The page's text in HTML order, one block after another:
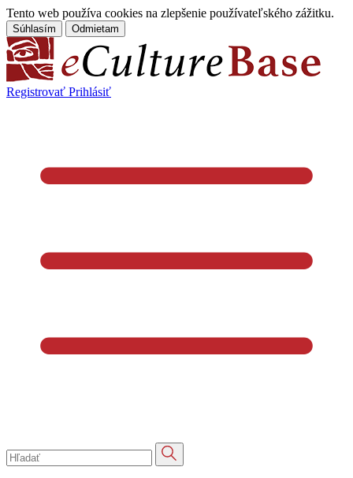
Tento web používa cookies na zlepšenie používateľského zážitku.
Súhlasím Odmietam
Registrovať Prihlásiť